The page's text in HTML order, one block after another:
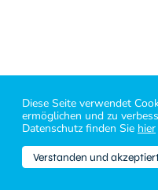
Diese Seite verwendet
ermöglichen und zu
Datenschutz finden Sie hier
Verstanden und